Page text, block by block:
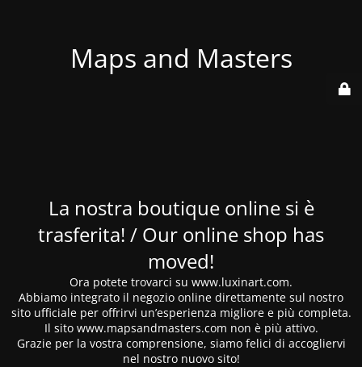
Maps and Masters
La nostra boutique online si è
trasferita! / Our online shop has
moved!
Ora potete trovarci su www.luxinart.com.
Abbiamo integrato il negozio online direttamente sul nostro
sito ufficiale per offrirvi un’esperienza migliore e più completa.
Il sito www.mapsandmasters.com non è più attivo.
Grazie per la vostra comprensione, siamo felici di accogliervi
nel nostro nuovo sito!